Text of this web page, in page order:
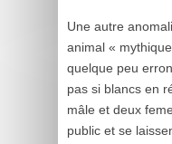
Une autre
animal «
quelque peu
pas si blancs en
mâle et deux
public et se